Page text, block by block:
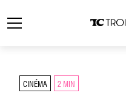
CINÉMA 2 MIN